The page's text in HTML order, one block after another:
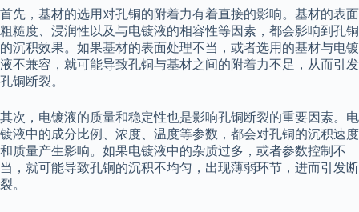
首先，基材的选用对孔铜的附着力有着直接的影响。基材的表面
粗糙度、浸润性以及与电镀液的相容性等因素，都会影响到孔铜
的沉积效果。如果基材的表面处理不当，或者选用的基材与电镀
液不兼容，就可能导致孔铜与基材之间的附着力不足，从而引发
孔铜断裂。
其次，电镀液的质量和稳定性也是影响孔铜断裂的重要因素。电
镀液中的成分比例、浓度、温度等参数，都会对孔铜的沉积速度
和质量产生影响。如果电镀液中的杂质过多，或者参数控制不
当，就可能导致孔铜的沉积不均匀，出现薄弱环节，进而引发断
裂。